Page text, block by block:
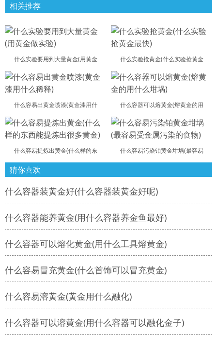
相关推荐
什么实验要用到大量黄金(用黄金 什么实验抢黄金(什么实验抢黄金
什么容易出黄金喷漆(黄金漆用什 什么容器可以熔黄金(熔黄金的用
什么容易提炼出黄金(什么样的东 什么容易污染铂黄金坩埚(最容易
猜你喜欢
什么容器装黄金好(什么容器装黄金好呢)
什么容器能养黄金(用什么容器养金鱼最好)
什么容器可以熔化黄金(用什么工具熔黄金)
什么容易冒充黄金(什么首饰可以冒充黄金)
什么容易溶黄金(黄金用什么融化)
什么容器可以溶黄金(用什么容器可以融化金子)